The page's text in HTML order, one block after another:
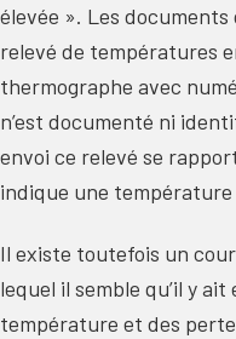
élevée ». Les
relevé de températures
thermographe avec
n’est documenté ni
envoi ce relevé se
indique une
Il existe toutefois un
lequel il semble qu’il y
température et des